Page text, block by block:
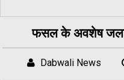
फसल के अवशेष
Dabwali News